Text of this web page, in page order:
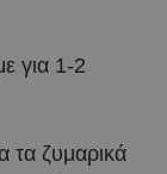
για 1-2
τα ζυμαρικά